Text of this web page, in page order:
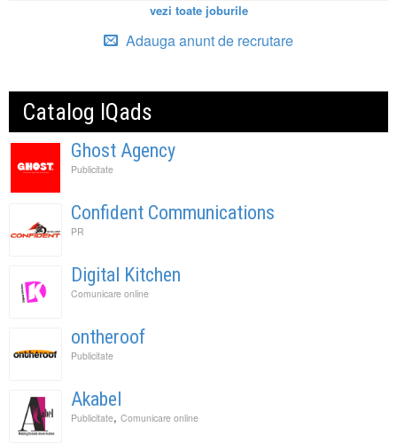
vezi toate joburile
Adauga anunt de recrutare
Catalog IQads
Ghost Agency
Publicitate
Confident Communications
PR
Digital Kitchen
Comunicare online
ontheroof
Publicitate
Akabel
Publicitate, Comunicare online